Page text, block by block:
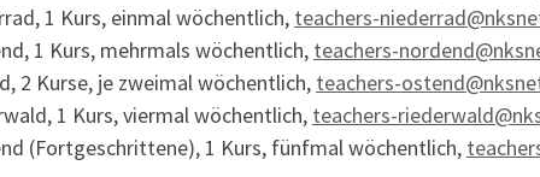
1 Kurs, einmal wöchentlich, teachers-
1 Kurs, mehrmals wöchentlich, teachers-
2 Kurse, je zweimal wöchentlich, teachers-
1 Kurs, viermal wöchentlich, teachers-
(Fortgeschrittene), 1 Kurs, fünfmal wöchentlich,